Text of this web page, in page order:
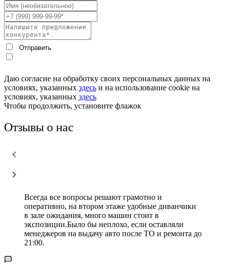
Даю согласие на обработку своих персональных данных на
условиях, указанных здесь и на использование cookie на
условиях, указанных здесь
Чтобы продолжить, установите флажок
Отзывы о нас
Всегда все вопросы решают грамотно и
оперативно, на втором этаже удобные диванчики
в зале ожидания, много машин стоит в
экспозиции.Было бы неплохо, если оставляли
менеджеров на выдачу авто после ТО и ремонта до
21:00.